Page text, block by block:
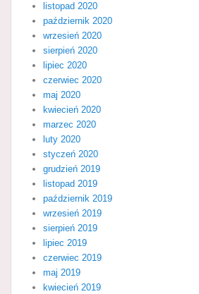
listopad 2020
październik 2020
wrzesień 2020
sierpień 2020
lipiec 2020
czerwiec 2020
maj 2020
kwiecień 2020
marzec 2020
luty 2020
styczeń 2020
grudzień 2019
listopad 2019
październik 2019
wrzesień 2019
sierpień 2019
lipiec 2019
czerwiec 2019
maj 2019
kwiecień 2019